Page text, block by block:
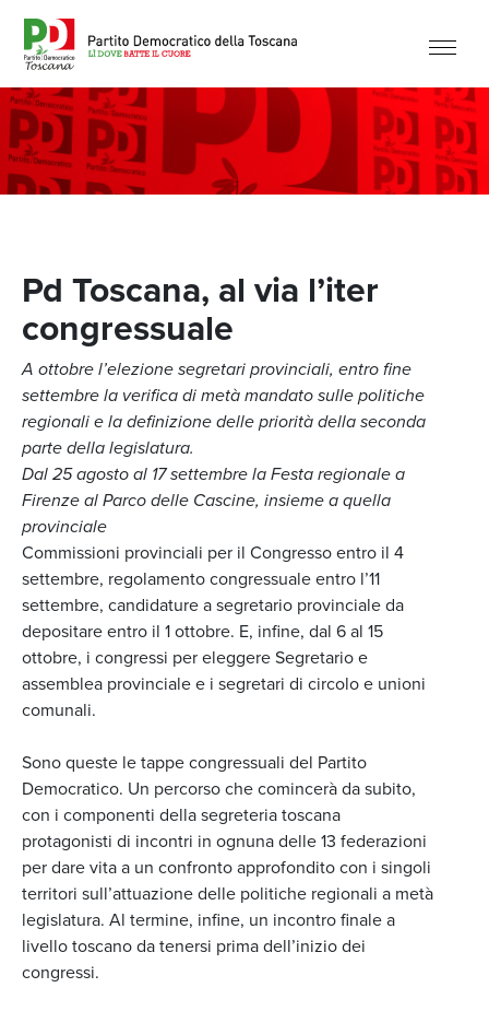
Pd Toscana, al via l’iter
congressuale
A ottobre l’elezione segretari provinciali, entro fine
settembre la verifica di metà mandato sulle politiche
regionali e la definizione delle priorità della seconda
parte della legislatura.
Dal 25 agosto al 17 settembre la Festa regionale a
Firenze al Parco delle Cascine, insieme a quella
provinciale
Commissioni provinciali per il Congresso entro il 4
settembre, regolamento congressuale entro l’11
settembre, candidature a segretario provinciale da
depositare entro il 1 ottobre. E, infine, dal 6 al 15
ottobre, i congressi per eleggere Segretario e
assemblea provinciale e i segretari di circolo e unioni
comunali.
Sono queste le tappe congressuali del Partito
Democratico. Un percorso che comincerà da subito,
con i componenti della segreteria toscana
protagonisti di incontri in ognuna delle 13 federazioni
per dare vita a un confronto approfondito con i singoli
territori sull’attuazione delle politiche regionali a metà
legislatura. Al termine, infine, un incontro finale a
livello toscano da tenersi prima dell’inizio dei
congressi.